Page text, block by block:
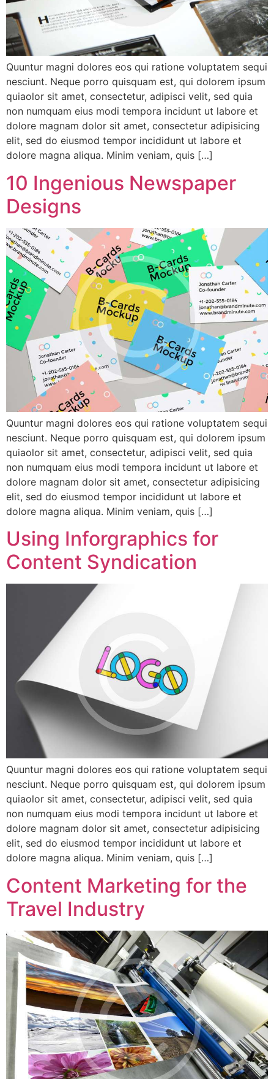
Quuntur magni dolores eos qui ratione voluptatem sequi
nesciunt. Neque porro quisquam est, qui dolorem ipsum
quiaolor sit amet, consectetur, adipisci velit, sed quia
non numquam eius modi tempora incidunt ut labore et
dolore magnam dolor sit amet, consectetur adipisicing
elit, sed do eiusmod tempor incididunt ut labore et
dolore magna aliqua. Minim veniam, quis […]
10 Ingenious Newspaper
Designs
Quuntur magni dolores eos qui ratione voluptatem sequi
nesciunt. Neque porro quisquam est, qui dolorem ipsum
quiaolor sit amet, consectetur, adipisci velit, sed quia
non numquam eius modi tempora incidunt ut labore et
dolore magnam dolor sit amet, consectetur adipisicing
elit, sed do eiusmod tempor incididunt ut labore et
dolore magna aliqua. Minim veniam, quis […]
Using Inforgraphics for
Content Syndication
Quuntur magni dolores eos qui ratione voluptatem sequi
nesciunt. Neque porro quisquam est, qui dolorem ipsum
quiaolor sit amet, consectetur, adipisci velit, sed quia
non numquam eius modi tempora incidunt ut labore et
dolore magnam dolor sit amet, consectetur adipisicing
elit, sed do eiusmod tempor incididunt ut labore et
dolore magna aliqua. Minim veniam, quis […]
Content Marketing for the
Travel Industry